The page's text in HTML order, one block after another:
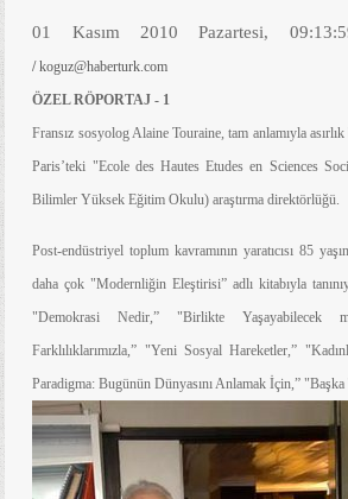
01 Kasım 2010 Pazartesi,
/koguz@haberturk.com
ÖZEL RÖPORTAJ - 1
Fransız sosyolog Alaine Touraine, tam anlamıyla
Paris’teki "Ecole des Hautes Etudes en Sciences
Bilimler Yüksek Eğitim Okulu) araştırma direktörlüğü.
Post-endüstriyel toplum kavramının yaratıcısı 85
daha çok "Modernliğin Eleştirisi” adlı kitabıyla
"Demokrasi Nedir,” "Birlikte Yaşayabilecek
Farklılıklarımızla,” "Yeni Sosyal Hareketler,”
Paradigma: Bugünün Dünyasını Anlamakİçin,”